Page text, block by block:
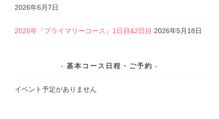
2026年6月7日
2026年『プライマリーコース』1日目&2日目 2026年5月18日
基本コース日程・ご予約
イベント予定がありません